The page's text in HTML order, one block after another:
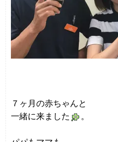
７ヶ月の赤ちゃんと
一緒に来ました
。